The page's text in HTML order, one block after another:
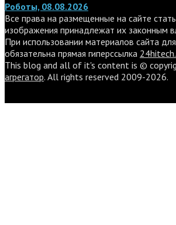
Роботы, 08.08.2026
Все права на размещенные на сайте
изображения принадлежат их законным
При использовании материалов сайта
обязательна прямая гиперссылка
This blog and all of it's content is ©
агрегатор. All rights reserved 2009-2026.